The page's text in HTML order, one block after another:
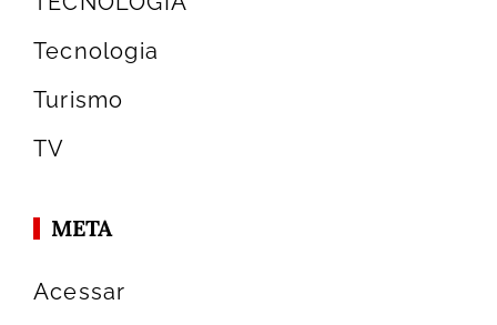
Tecnologia
Turismo
TV
META
Acessar